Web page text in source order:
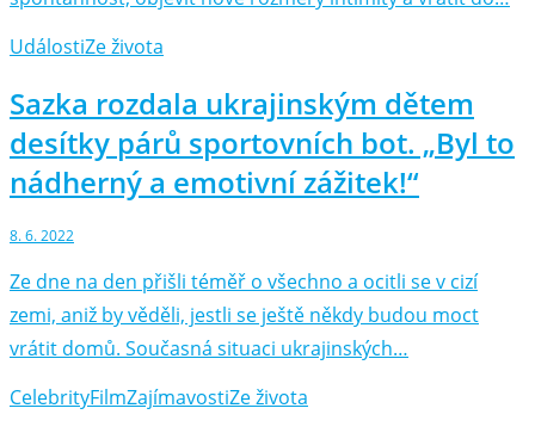
UdálostiZe života
Sazka rozdala ukrajinským dětem
desítky párů sportovních bot. „Byl to
nádherný a emotivní zážitek!“
8. 6. 2022
Ze dne na den přišli téměř o všechno a ocitli se v cizí
zemi, aniž by věděli, jestli se ještě někdy budou moct
vrátit domů. Současná situaci ukrajinských…
CelebrityFilmZajímavostiZe života